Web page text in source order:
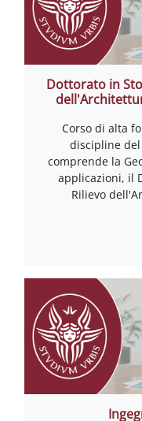
Dottorato in
Corso di alta
discipline del
comprende la
applicazioni, il
Rilievo